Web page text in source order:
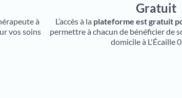
à
vos soins
Gratuit
L’accès à la plateforme est gratuit
permettre à chacun de bénéficier de
domicile à L'Écaille